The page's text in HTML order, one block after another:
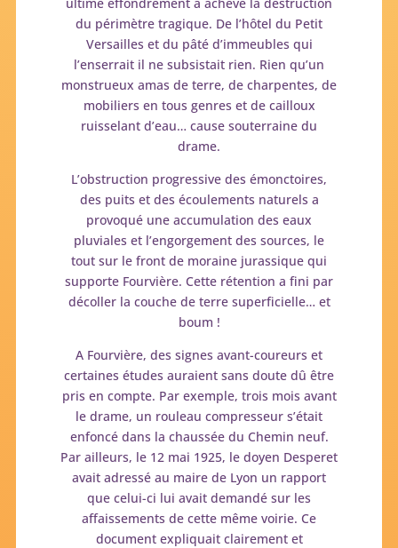
du périmètre tragique. De l’hôtel du Petit
Versailles et du pâté d’immeubles qui
l’enserrait il ne subsistait rien. Rien qu’un
monstrueux amas de terre, de charpentes, de
mobiliers en tous genres et de cailloux
ruisselant d’eau… cause souterraine du
drame.
L’obstruction progressive des émonctoires,
des puits et des écoulements naturels a
provoqué une accumulation des eaux
pluviales et l’engorgement des sources, le
tout sur le front de moraine jurassique qui
supporte Fourvière. Cette rétention a fini par
décoller la couche de terre superficielle… et
boum !
A Fourvière, des signes avant-coureurs et
certaines études auraient sans doute dû être
pris en compte. Par exemple, trois mois avant
le drame, un rouleau compresseur s’était
enfoncé dans la chaussée du Chemin neuf.
Par ailleurs, le 12 mai 1925, le doyen Desperet
avait adressé au maire de Lyon un rapport
que celui-ci lui avait demandé sur les
affaissements de cette même voirie. Ce
document expliquait clairement et